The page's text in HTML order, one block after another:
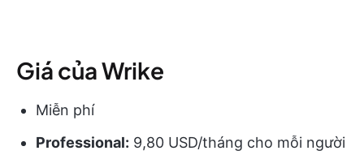
Giá của Wrike
Miễn phí
Professional: 9,80 USD/tháng cho mỗi người